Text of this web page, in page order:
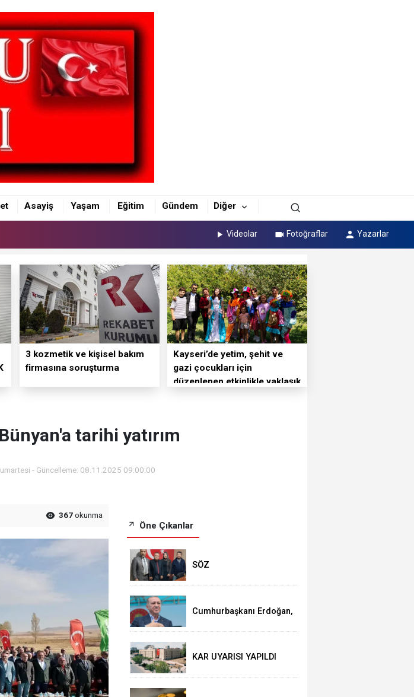
Asayiş Yaşam Eğitim Gündem Diğer
Videolar Fotoğraflar Yazarlar
3 kozmetik ve kişisel bakım
firmasına soruşturma
Kayseri’de yetim, şehit ve
gazi çocukları için
düzenlenen etkinlikle yaklaşık
tarihi yatırım
- Güncelleme: 08.11.2025 09:00:00
367okunma
Öne Çıkanlar
SÖZ
ERİ OLANLAR VE YRP
ADAYI SELVER BOZTAŞ
OKUNTU TV de
Cumhurbaşkanı Erdoğan,
KAR UYARISI YAPILDI